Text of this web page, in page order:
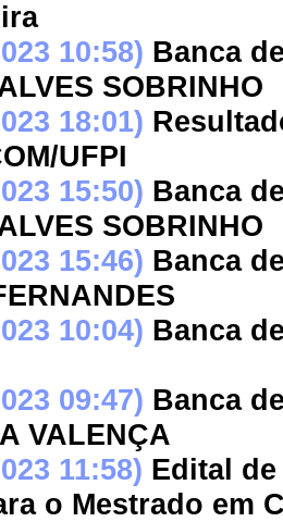
10:58) Banca
SOBRINHO
18:01)
UFPI
15:50) Banca
SOBRINHO
15:46) Banca
10:04) Banca
09:47) Banca
VALENÇA
11:58) Edital
o Mestrado em